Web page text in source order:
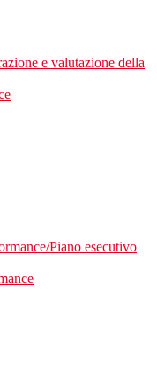
e valutazione della
Piano esecutivo